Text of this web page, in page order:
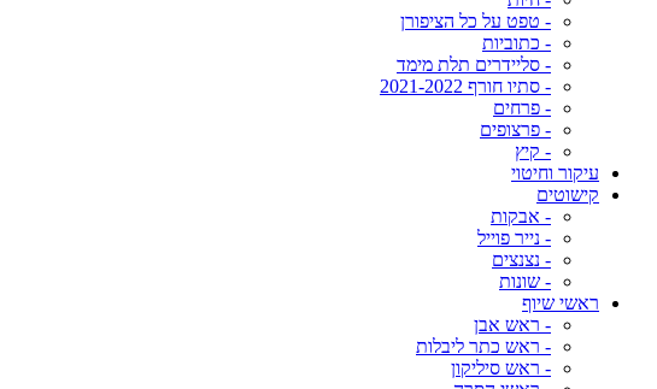
- טפט על כל הציפורן
- כתוביות
- סליידרים תלת מימד
- סתיו חורף 2021-2022
- פרחים
- פרצופים
- קיץ
עיקור וחיטוי
קישוטים
- אבקות
- נייר פוייל
- נצנצים
- שונות
ראשי שיוף
- ראש אבן
- ראש כתר ליבלות
- ראש סיליקון